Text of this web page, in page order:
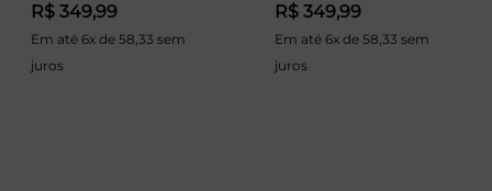
R$ 349,99
Em até 6x de 58,33 sem
juros
R$ 349,99
Em até 6x de 58,33 sem
juros